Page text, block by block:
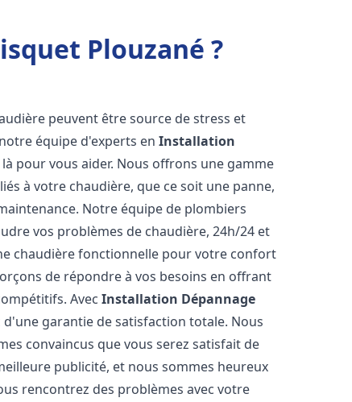
Plouzané ?
peuvent être source de stress et
équipe d'experts enInstallation
là pour vous aider. Nous offrons une gamme
à votre chaudière, que ce soit une panne,
Notre équipe de plombiers
vos problèmes de chaudière, 24h/24 et
chaudière fonctionnelle pour votre confort
de répondre à vos besoins en offrant
AvecInstallation Dépannage
d'une garantie de satisfaction totale. Nous
convaincus que vous serez satisfait de
publicité, et nous sommes heureux
rencontrez des problèmes avec votre